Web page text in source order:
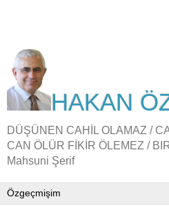
HAKAN
DÜŞÜNEN CAHİL OLAMAZ /
CAN ÖLÜR FİKİR ÖLEMEZ /
Mahsuni Şerif